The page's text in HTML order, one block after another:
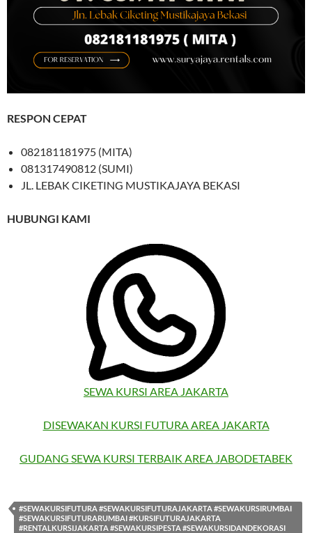
RESPON CEPAT
082181181975 (MITA)
081317490812 (SUMI)
JL. LEBAK CIKETING MUSTIKAJAYA BEKASI
HUBUNGI KAMI
SEWA KURSI AREA JAKARTA
DISEWAKAN KURSI FUTURA AREA JAKARTA
GUDANG SEWA KURSI TERBAIK AREA JABODETABEK
#SEWAKURSIFUTURA #SEWAKURSIFUTURAJAKARTA #SEWAKURSIRUMBAI
#SEWAKURSIFUTURARUMBAI #KURSIFUTURAJAKARTA
#RENTALKURSIJAKARTA #SEWAKURSIPESTA #SEWAKURSIDANDEKORASI